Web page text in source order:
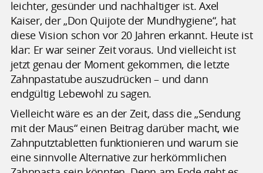
leichter, gesünder und nachhaltiger ist. Axel
Kaiser, der „Don Quijote der Mundhygiene“, hat
diese Vision schon vor 20 Jahren erkannt. Heute ist
klar: Er war seiner Zeit voraus. Und vielleicht ist
jetzt genau der Moment gekommen, die letzte
Zahnpastatube auszudrücken – und dann
endgültig Lebewohl zu sagen.
Vielleicht wäre es an der Zeit, dass die „Sendung
mit der Maus“ einen Beitrag darüber macht, wie
Zahnputztabletten funktionieren und warum sie
eine sinnvolle Alternative zur herkömmlichen